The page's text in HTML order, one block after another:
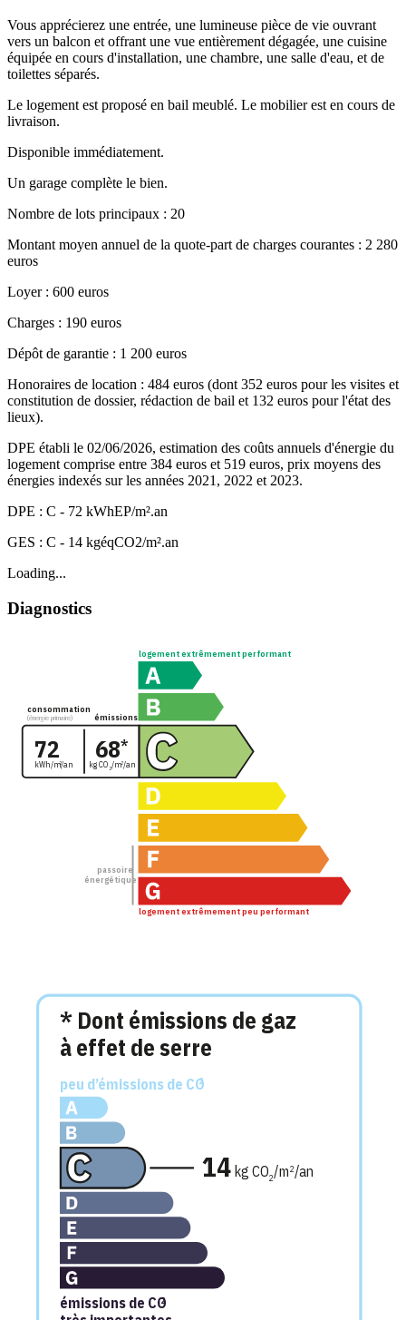
Vous apprécierez une entrée, une lumineuse pièce de vie ouvrant
vers un balcon et offrant une vue entièrement dégagée, une cuisine
équipée en cours d'installation, une chambre, une salle d'eau, et de
toilettes séparés.
Le logement est proposé en bail meublé. Le mobilier est en cours de
livraison.
Disponible immédiatement.
Un garage complète le bien.
Nombre de lots principaux : 20
Montant moyen annuel de la quote-part de charges courantes : 2 280
euros
Loyer : 600 euros
Charges : 190 euros
Dépôt de garantie : 1 200 euros
Honoraires de location : 484 euros (dont 352 euros pour les visites et
constitution de dossier, rédaction de bail et 132 euros pour l'état des
lieux).
DPE établi le 02/06/2026, estimation des coûts annuels d'énergie du
logement comprise entre 384 euros et 519 euros, prix moyens des
énergies indexés sur les années 2021, 2022 et 2023.
DPE : C - 72 kWhEP/m².an
GES : C - 14 kgéqCO2/m².an
Loading...
Diagnostics
consommation
(énergie primaire)
logement extrêmement performant
logement extrêmement peu performant
72 68*
kWh/m2/an kg CO2/m2/an
émissions
passoire
énergétique
peu d’émissions de CO
2
émissions de CO
2
* Dont émissions de gaz
à effet de serre
14 kg CO2/m2/an